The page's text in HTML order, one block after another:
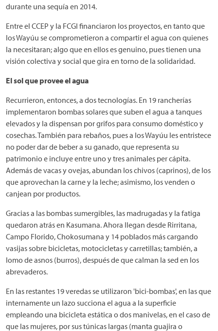
durante una sequía en 2014.
Entre el CCEP y la FCGI financiaron los proyectos, en tanto que
los Wayúu se comprometieron a compartir el agua con quienes
la necesitaran; algo que en ellos es genuino, pues tienen una
visión colectiva y social que gira en torno de la solidaridad.
El sol que provee el agua
Recurrieron, entonces, a dos tecnologías. En 19 rancherías
implementaron bombas solares que suben el agua a tanques
elevados y la dispensan por grifos para consumo doméstico y
cosechas. También para rebaños, pues a los Wayúu les entristece
no poder dar de beber a su ganado, que representa su
patrimonio e incluye entre uno y tres animales per cápita.
Además de vacas y ovejas, abundan los chivos (caprinos), de los
que aprovechan la carne y la leche; asimismo, los venden o
canjean por productos.
Gracias a las bombas sumergibles, las madrugadas y la fatiga
quedaron atrás en Kasumana. Ahora llegan desde Rirritana,
Campo Florido, Chokosumana y 14 poblados más cargando
vasijas sobre bicicletas, motocicletas y carretillas; también, a
lomo de asnos (burros), después de que calman la sed en los
abrevaderos.
En las restantes 19 veredas se utilizaron 'bici-bombas', en las que
internamente un lazo succiona el agua a la superficie
empleando una bicicleta estática o dos manivelas, en el caso de
que las mujeres, por sus túnicas largas (manta guajira o